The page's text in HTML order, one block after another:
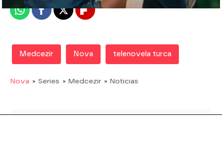
WhatsappFacebook
X Flipboard
Medcezir Nova telenovela turca
Nova » Series » Medcezir » Noticias